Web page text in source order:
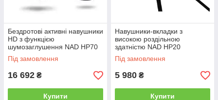
Бездротові активні навушники
HD з функцією
шумозаглушення NAD HP70
Під замовлення
16 692 ₴
Купити
Навушники-вкладки з
високою роздільною
здатністю NAD HP20
Під замовлення
5 980 ₴
Купити